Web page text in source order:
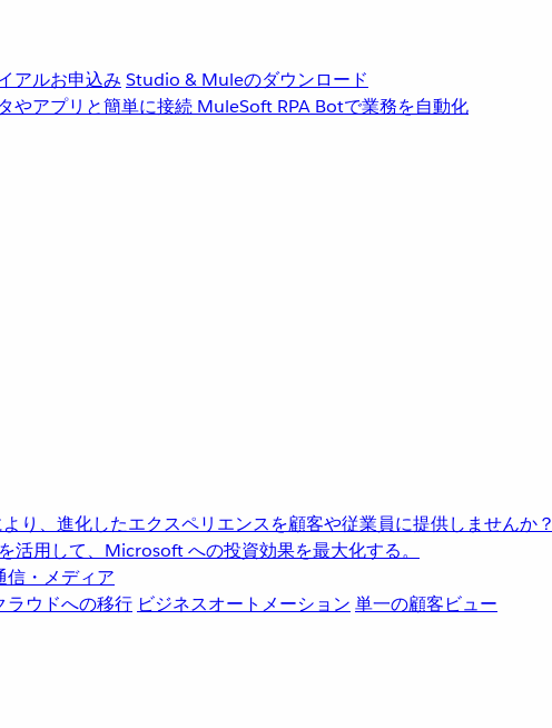
アルお申込み Studio & Muleのダウンロード
やアプリと簡単に接続 MuleSoft RPA Botで業務を自動化
り、進化したエクスペリエンスを顧客や従業員に提供しませんか？
活用して、Microsoft への投資効果を最大化する。
信・メディア
ラウドへの移行 ビジネスオートメーション 単一の顧客ビュー